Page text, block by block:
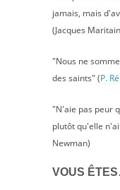
jamais, mais
(Jacques
"Nous ne
des saints" (P.
"N'aie pas peur
plutôt qu'elle
Newman)
VOUS